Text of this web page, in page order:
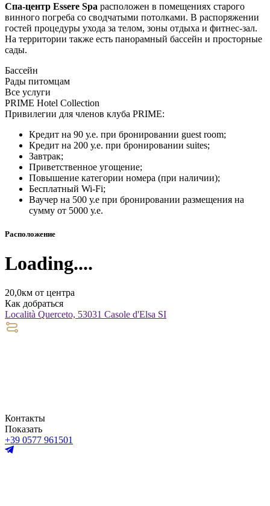
Спа-центр Essere Spa расположен в помещениях старого
винного погреба со сводчатыми потолками. В распоряжении
гостей процедуры ухода за телом, зоны отдыха и фитнес-зал.
На территории также есть панорамный бассейн и просторные
сады.
Бассейн
Рады питомцам
Все услуги
PRIME Hotel Collection
Привилегии для членов клуба PRIME:
Кредит на 90 у.е. при бронировании guest room;
Кредит на 200 у.е. при бронировании suites;
Завтрак;
Приветственное угощение;
Повышение категории номера (при наличии);
Бесплатный Wi-Fi;
Ваучер на 500 у.е при бронировании размещения на
сумму от 5000 у.е.
Расположение
Loading....
20,0км от центра
Как добраться
Località Querceto, 53031 Casole d'Elsa SI
Контакты
Показать
+39 0577 961501